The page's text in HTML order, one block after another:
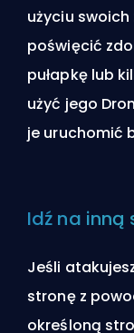
użyciu
poświęcić
pułapkę lub
użyć jego
je uruchomić
Idź na inną
Jeśli
stronę z
określoną